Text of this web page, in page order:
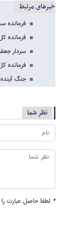
خبرهای مرتبط
فرمانده
فرمانده
سردار
فرمانده
جنگ
نظر شما
* لطفا حاصل عبارت